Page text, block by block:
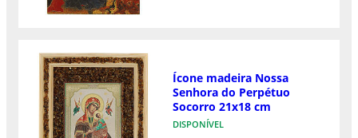
Ícone madeira Nossa
Senhora do Perpétuo
Socorro 21x18 cm
DISPONÍVEL